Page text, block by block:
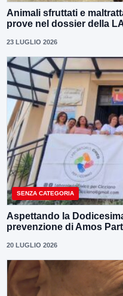
Animali sfruttati e
prove nel dossier della
23 LUGLIO 2026
SENZA CATEGORIA
Aspettando la
prevenzione di Amos
20 LUGLIO 2026